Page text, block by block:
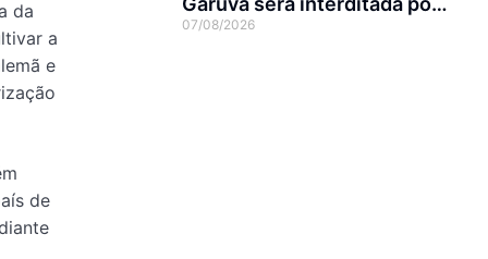
da
a
e
de
até 90 dias para obras
07/08/2026